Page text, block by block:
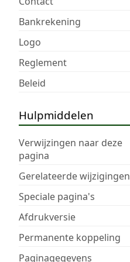
Bankrekening
Logo
Reglement
Beleid
Hulpmiddelen
Verwijzingen naar deze
pagina
Gerelateerde wijzigingen
Speciale pagina's
Afdrukversie
Permanente koppeling
Paginagegevens